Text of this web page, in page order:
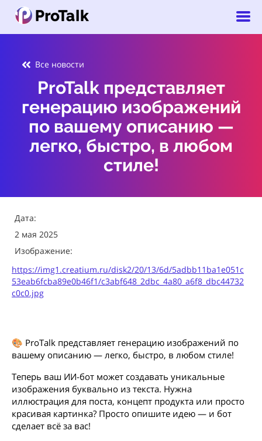
Все новости
ProTalk представляет
генерацию изображений
по вашему описанию —
легко, быстро, в любом
стиле!
Дата:
2 мая 2025
Изображение:
https://img1.creatium.ru/disk2/20/13/6d/5adbb11ba1e051c
53eab6fcba89e0b46f1/c3abf648_2dbc_4a80_a6f8_dbc44732
c0c0.jpg
🎨 ProTalk представляет генерацию изображений по
вашему описанию — легко, быстро, в любом стиле!
Теперь ваш ИИ-бот может создавать уникальные
изображения буквально из текста. Нужна
иллюстрация для поста, концепт продукта или просто
красивая картинка? Просто опишите идею — и бот
сделает всё за вас!